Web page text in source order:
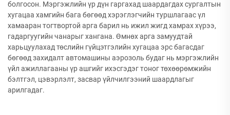
болгосон. Мэргэжлийн үр дүн гаргахад шаардагдах сургалтын
хугацаа хамгийн бага бөгөөд хэрэглэгчийн туршлагаас үл
хамааран тогтвортой арга барил нь ижил жигд хамрах хүрээ,
гадаргуугийн чанарыг хангана. Өмнөх арга замуудтай
харьцуулахад төслийн гүйцэтгэлийн хугацаа эрс багасдаг
бөгөөд захидалт автомашины аэрозоль будаг нь мэргэжлийн
үйл ажиллагааны үр ашгийг ихэсгэдэг тоног төхөөрөмжийн
бэлтгэл, цэвэрлэлт, засвар үйлчилгээний шаардлагыг
арилгадаг.